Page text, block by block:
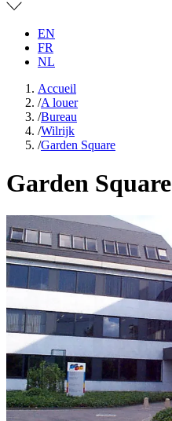
EN
FR
NL
Accueil
/A louer
/Bureau
/Wilrijk
/Garden Square
Garden Square